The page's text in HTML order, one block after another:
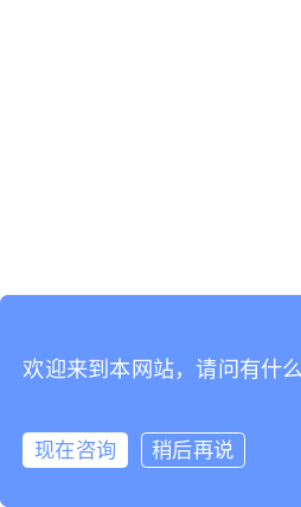
欢迎来到本网站，请问有什
现在咨询 稍后再说